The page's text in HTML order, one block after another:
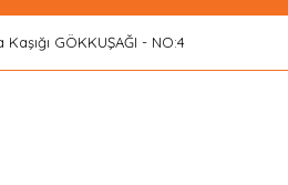
GÖKKUŞAĞI - NO:4